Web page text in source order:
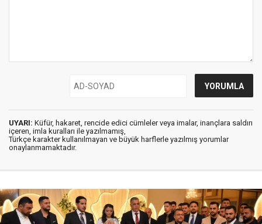
UYARI: Küfür, hakaret, rencide edici cümleler veya imalar, inançlara saldırı
içeren, imla kuralları ile yazılmamış,
Türkçe karakter kullanılmayan ve büyük harflerle yazılmış yorumlar
onaylanmamaktadır.